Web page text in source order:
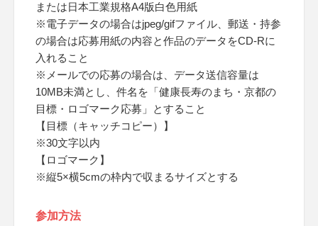
または日本工業規格A4版白色用紙
※電子データの場合はjpeg/gifファイル、郵送・持参
の場合は応募用紙の内容と作品のデータをCD-Rに
入れること
※メールでの応募の場合は、データ送信容量は
10MB未満とし、件名を「健康長寿のまち・京都の
目標・ロゴマーク応募」とすること
【目標（キャッチコピー）】
※30文字以内
【ロゴマーク】
※縦5×横5cmの枠内で収まるサイズとする
参加方法